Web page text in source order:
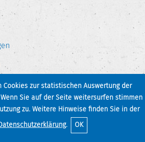
Cookies zur statistischen Auswertung der
Sie auf der Seite weitersurfen stimmen
zu. Weitere Hinweise finden Sie in der
. OK
Zum Seitenanfang